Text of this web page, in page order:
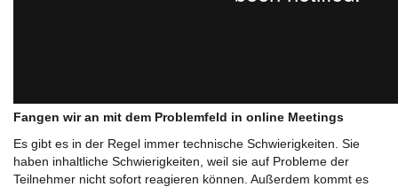
Fangen wir an mit dem Problemfeld in online Meetings
Es gibt es in der Regel immer technische Schwierigkeiten. Sie
haben inhaltliche Schwierigkeiten, weil sie auf Probleme der
Teilnehmer nicht sofort reagieren können. Außerdem kommt es